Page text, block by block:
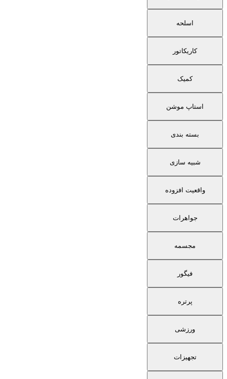
اسلحه
کاریکاتور
کمیک
استاپ موشن
بسته بندی
شبیه سازی
واقعیت افزوده
جواهرات
مجسمه
فیگور
پرتره
ورزشی
تجهیزات